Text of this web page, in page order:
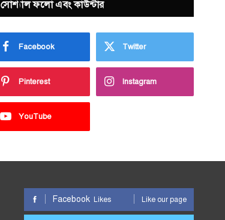
সোশ্যাল ফলো এবং কাউন্টার
Facebook Twitter
Pinterest Instagram
YouTube
Facebook Likes Like our page